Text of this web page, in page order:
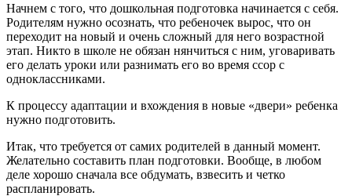
Начнем с того, что дошкольная подготовка начинается с себя.
Родителям нужно осознать, что ребеночек вырос, что он
переходит на новый и очень сложный для него возрастной
этап. Никто в школе не обязан нянчиться с ним, уговаривать
его делать уроки или разнимать его во время ссор с
одноклассниками.
К процессу адаптации и вхождения в новые «двери» ребенка
нужно подготовить.
Итак, что требуется от самих родителей в данный момент.
Желательно составить план подготовки. Вообще, в любом
деле хорошо сначала все обдумать, взвесить и четко
распланировать.